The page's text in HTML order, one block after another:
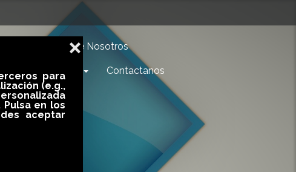
Acerca de Nosotros
Contactanos